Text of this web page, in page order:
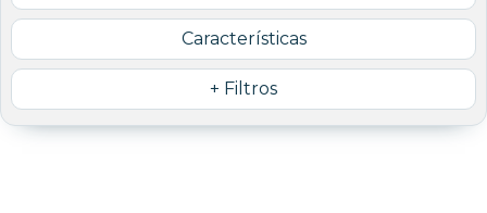
Características
+ Filtros